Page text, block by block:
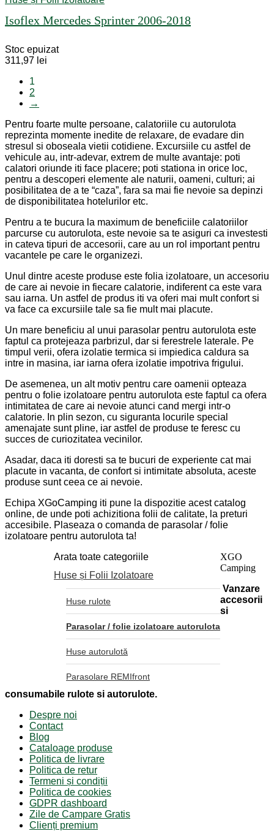
Isoflex Mercedes Sprinter 2006-2018
Stoc epuizat
311,97 lei
1
2
→
Pentru foarte multe persoane, calatoriile cu autorulota
reprezinta momente inedite de relaxare, de evadare din
stresul si oboseala vietii cotidiene. Excursiile cu astfel de
vehicule au, intr-adevar, extrem de multe avantaje: poti
calatori oriunde iti face placere; poti stationa in orice loc,
pentru a descoperi elemente ale naturii, oameni, culturi; ai
posibilitatea de a te “caza”, fara sa mai fie nevoie sa depinzi
de disponibilitatea hotelurilor etc.
Pentru a te bucura la maximum de beneficiile calatoriilor
parcurse cu autorulota, este nevoie sa te asiguri ca investesti
in cateva tipuri de accesorii, care au un rol important pentru
vacantele pe care le organizezi.
Unul dintre aceste produse este folia izolatoare, un accesoriu
de care ai nevoie in fiecare calatorie, indiferent ca este vara
sau iarna. Un astfel de produs iti va oferi mai mult confort si
va face ca excursiile tale sa fie mult mai placute.
Un mare beneficiu al unui parasolar pentru autorulota este
faptul ca protejeaza parbrizul, dar si ferestrele laterale. Pe
timpul verii, ofera izolatie termica si impiedica caldura sa
intre in masina, iar iarna ofera izolatie impotriva frigului.
De asemenea, un alt motiv pentru care oamenii opteaza
pentru o folie izolatoare pentru autorulota este faptul ca ofera
intimitatea de care ai nevoie atunci cand mergi intr-o
calatorie. In plin sezon, cu siguranta locurile special
amenajate sunt pline, iar astfel de produse te feresc cu
succes de curiozitatea vecinilor.
Asadar, daca iti doresti sa te bucuri de experiente cat mai
placute in vacanta, de confort si intimitate absoluta, aceste
produse sunt ceea ce ai nevoie.
Echipa XGoCamping iti pune la dispozitie acest catalog
online, de unde poti achizitiona folii de calitate, la preturi
accesibile. Plaseaza o comanda de parasolar / folie
izolatoare pentru autorulota ta!
Arata toate categoriile
Huse și Folii Izolatoare
Huse rulote
Parasolar / folie izolatoare autorulota
Huse autorulotă
Parasolare REMIfront
XGO
Camping
Vanzare
accesorii
si
consumabile rulote si autorulote.
Despre noi
Contact
Blog
Cataloage produse
Politica de livrare
Politica de retur
Termeni și condiții
Politica de cookies
GDPR dashboard
Zile de Campare Gratis
Clienți premium